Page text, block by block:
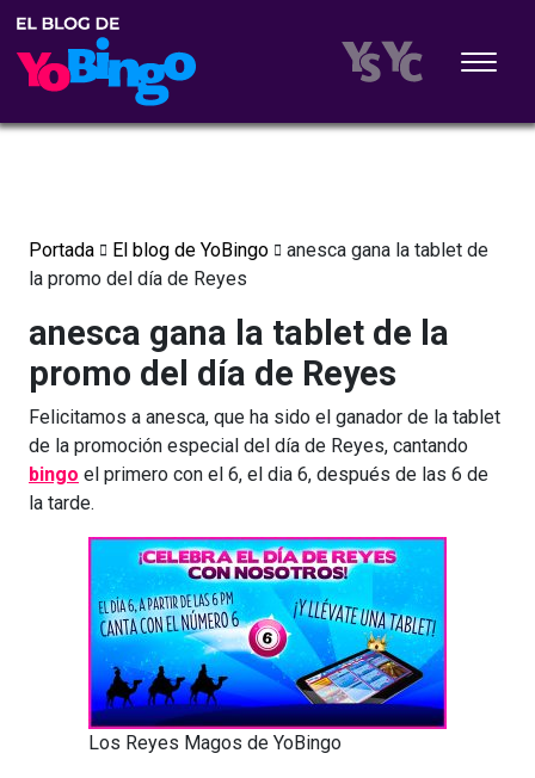
Portada El blog de YoBingo
anesca gana la tablet de
la promo del día de Reyes
anesca gana la tablet de la
promo del día de Reyes
Felicitamos a anesca, que ha sido el ganador de la tablet
de la promoción especial del día de Reyes, cantando
bingo el primero con el 6, el dia 6, después de las 6 de
la tarde.
Los Reyes Magos de YoBingo